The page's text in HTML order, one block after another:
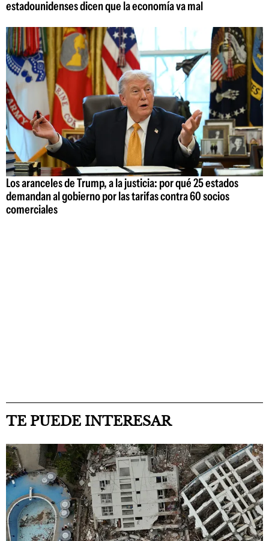
estadounidenses dicen que la economía va mal
Los aranceles de Trump, a la justicia: por qué 25 estados
demandan al gobierno por las tarifas contra 60 socios
comerciales
TE PUEDE INTERESAR